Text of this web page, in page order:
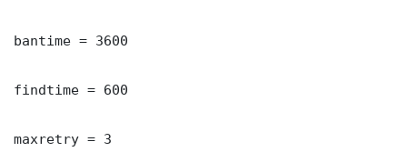
bantime = 3600
findtime = 600
maxretry = 3